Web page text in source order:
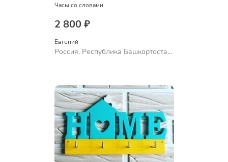
Часы со словами
2 800 ₽
Евгений
Россия, Республика Башкортостан,